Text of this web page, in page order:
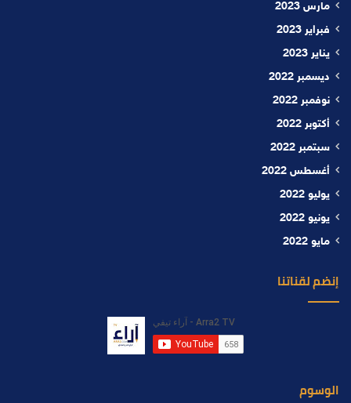
مارس 2023
فبراير 2023
يناير 2023
ديسمبر 2022
نوفمبر 2022
أكتوبر 2022
سبتمبر 2022
أغسطس 2022
يوليو 2022
يونيو 2022
مايو 2022
إنضم لقناتنا
الوسوم